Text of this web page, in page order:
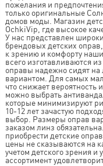
пожелания и
только оригинальные
домов моды. Магазин
OchkiVip, где высокое
У нас представлен
брендовых детских
к зрению и комфорту
всего изготавливаются
оправы надежно сидят
вариантом. Для самых
что снижает
можно выбрать
которые минимизируют
10-12 лет зачастую
выбор. Размеры оправ
заказом линз
приобрести детские
цены не сказываются на
учетом детского зрения
ассортимент